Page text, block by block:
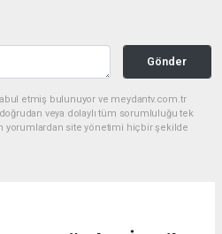
Gönder
etmiş bulunuyor ve meydantv.com.tr
veya dolaylı tüm sorumluluğu tek
yorumlardan site yönetimi hiçbir şekilde